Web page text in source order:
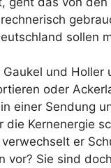
sollen
und
oder
einer Sendung
die Kernenergie
er
vor? Sie sind